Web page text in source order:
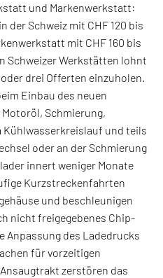
und Markenwerkstatt:
der Schweiz mit CHF 120 bis
mit CHF 160 bis
Schweizer Werkstätten lohnt
drei Offerten einzuholen.
Einbau des neuen
Schmierung,
und teils
oder an der Schmierung
innert weniger Monate
Kurzstreckenfahrten
und beschleunigen
nicht freigegebenes Chip-
Anpassung des Ladedrucks
für vorzeitigen
zerstören das